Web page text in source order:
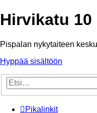
Hirvikatu
Pispalan nykytaiteen
Hyppää sisältöön
Pikalinkit